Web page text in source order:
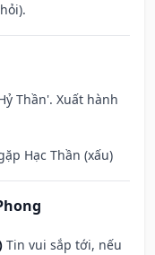
Thần'. Xuất hành
Hạc Thần (xấu)
Tin vui sắp tới, nếu